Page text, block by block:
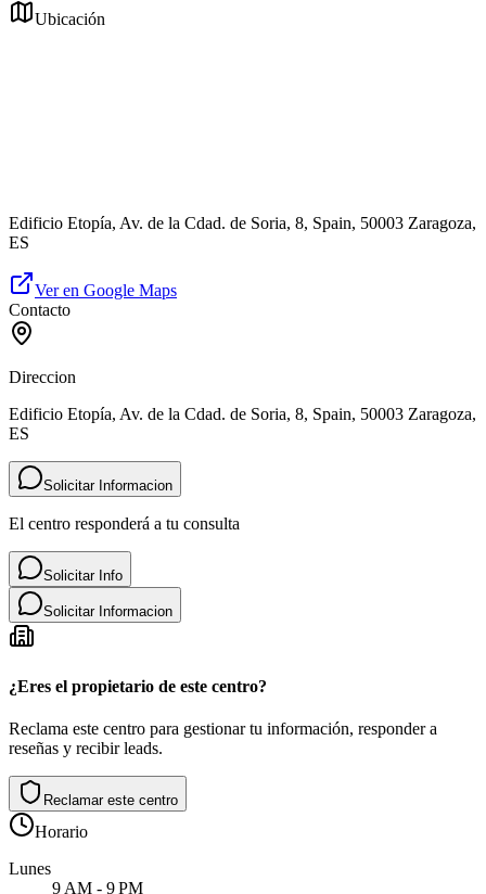
Ubicación
Edificio Etopía, Av. de la Cdad. de Soria, 8, Spain, 50003 Zaragoza,
ES
Ver en Google Maps
Contacto
Direccion
Edificio Etopía, Av. de la Cdad. de Soria, 8, Spain, 50003 Zaragoza,
ES
Solicitar Informacion
El centro responderá a tu consulta
Solicitar Info
Solicitar Informacion
¿Eres el propietario de este centro?
Reclama este centro para gestionar tu información, responder a
reseñas y recibir leads.
Reclamar este centro
Horario
Lunes
9 AM - 9 PM